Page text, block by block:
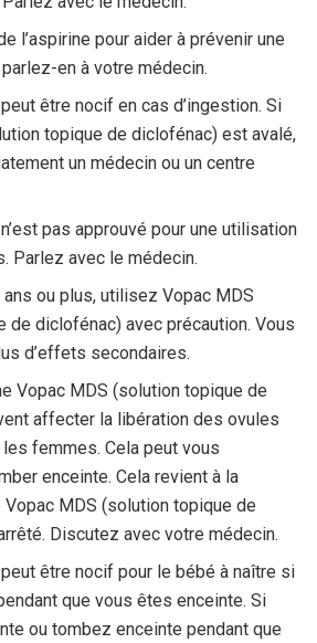
l’aspirine pour aider à prévenir une
en à votre médecin.
être nocif en cas d’ingestion. Si
topique de diclofénac) est avalé,
un médecin ou un centre
pas approuvé pour une utilisation
Parlez avec le médecin.
ou plus, utilisez Vopac MDS
de diclofénac) avec précaution. Vous
d’effets secondaires.
Vopac MDS (solution topique de
affecter la libération des ovules
femmes. Cela peut vous
enceinte. Cela revient à la
MDS (solution topique de
Discutez avec votre médecin.
être nocif pour le bébé à naître si
que vous êtes enceinte. Si
ou tombez enceinte pendant que